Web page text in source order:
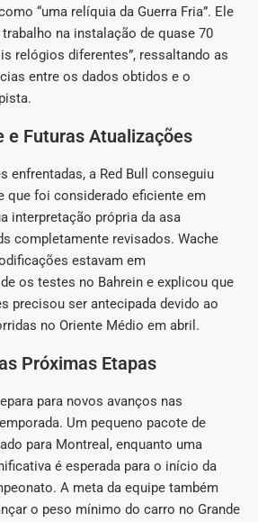
“uma relíquia da Guerra Fria”. Ele
na instalação de quase 70
relógios diferentes”, ressaltando as
entre os dados obtidos e o
e Futuras Atualizações
enfrentadas, a Red Bull conseguiu
que foi considerado eficiente em
interpretação própria da asa
completamente revisados. Wache
estavam em
os testes no Bahrein e explicou que
precisou ser antecipada devido ao
no Oriente Médio em abril.
Próximas Etapas
para novos avanços nas
Um pequeno pacote de
para Montreal, enquanto uma
é esperada para o início da
A meta da equipe também
o peso mínimo do carro no Grande